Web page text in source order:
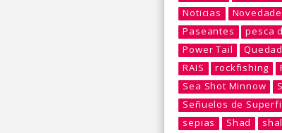
Noticias
Paseantes
pesca
Power Tail
RAIS
rockfishing
Sea Shot Minnow
Señuelos de
sepias
Shad